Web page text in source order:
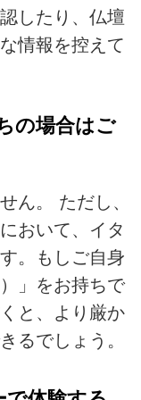
したり、仏壇
情報を控えて
の場合はご
ん。 ただし、
おいて、イタ
。もしご自身
」をお持ちで
と、より厳か
るでしょう。